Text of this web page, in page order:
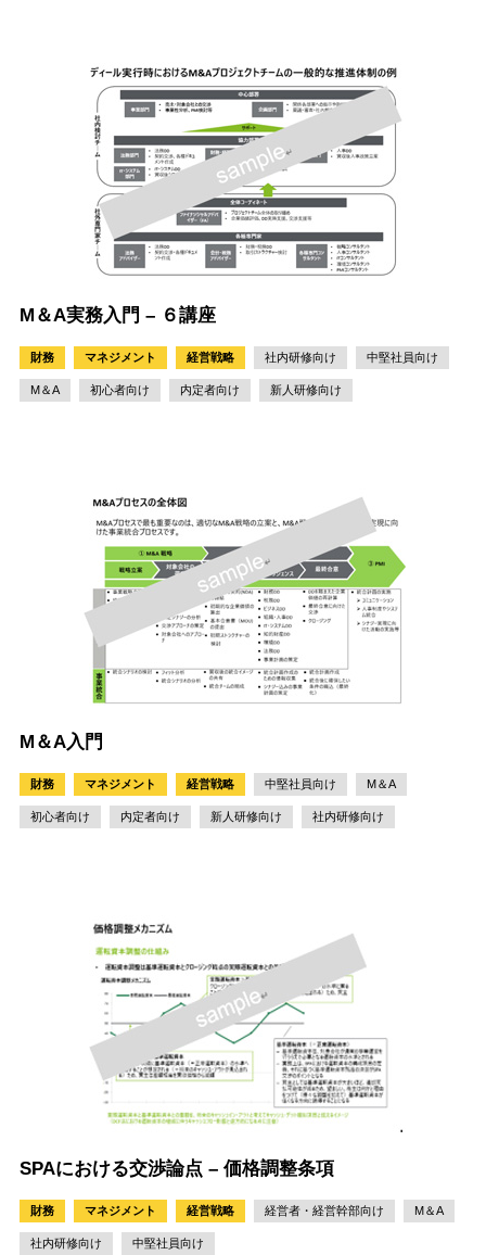
M＆A実務入門 – ６講座
財務 マネジメント 経営戦略 社内研修向け 中堅社員向け
M＆A 初心者向け 内定者向け 新人研修向け
M＆A入門
財務 マネジメント 経営戦略 中堅社員向け M＆A
初心者向け 内定者向け 新人研修向け 社内研修向け
SPAにおける交渉論点 – 価格調整条項
財務 マネジメント 経営戦略 経営者・経営幹部向け M＆A
社内研修向け 中堅社員向け